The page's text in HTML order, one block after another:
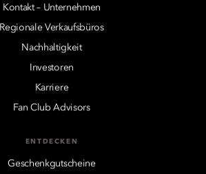
Kontakt – Unternehmen
Regionale Verkaufsbüros
Nachhaltigkeit
Investoren
Karriere
Fan Club Advisors
ENTDECKEN
Geschenkgutscheine